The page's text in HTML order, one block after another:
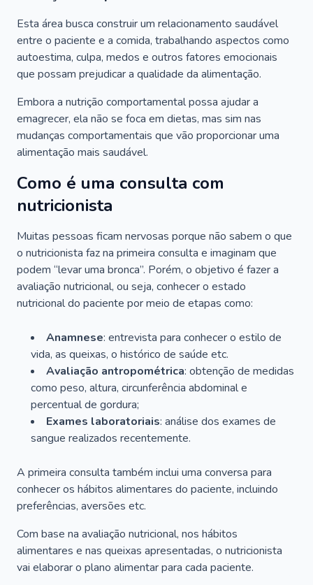
Esta área busca construir um relacionamento saudável
entre o paciente e a comida, trabalhando aspectos como
autoestima, culpa, medos e outros fatores emocionais
que possam prejudicar a qualidade da alimentação.
Embora a nutrição comportamental possa ajudar a
emagrecer, ela não se foca em dietas, mas sim nas
mudanças comportamentais que vão proporcionar uma
alimentação mais saudável.
Como é uma consulta com
nutricionista
Muitas pessoas ficam nervosas porque não sabem o que
o nutricionista faz na primeira consulta e imaginam que
podem “levar uma bronca”. Porém, o objetivo é fazer a
avaliação nutricional, ou seja, conhecer o estado
nutricional do paciente por meio de etapas como:
Anamnese: entrevista para conhecer o estilo de
vida, as queixas, o histórico de saúde etc.
Avaliação antropométrica: obtenção de medidas
como peso, altura, circunferência abdominal e
percentual de gordura;
Exames laboratoriais: análise dos exames de
sangue realizados recentemente.
A primeira consulta também inclui uma conversa para
conhecer os hábitos alimentares do paciente, incluindo
preferências, aversões etc.
Com base na avaliação nutricional, nos hábitos
alimentares e nas queixas apresentadas, o nutricionista
vai elaborar o plano alimentar para cada paciente.